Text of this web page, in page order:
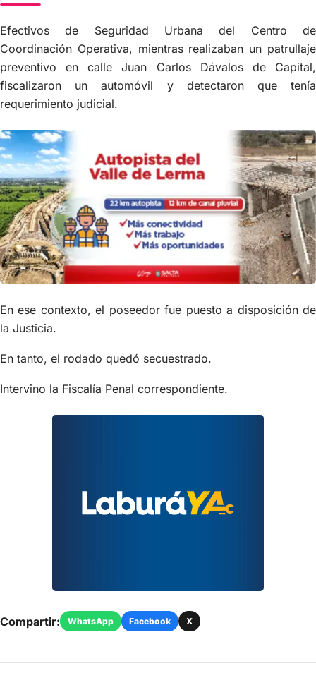
Efectivos de Seguridad Urbana del Centro de
Coordinación Operativa, mientras realizaban un patrullaje
preventivo en calle Juan Carlos Dávalos de Capital,
fiscalizaron un automóvil y detectaron que tenía
requerimiento judicial.
En ese contexto, el poseedor fue puesto a disposición de
la Justicia.
En tanto, el rodado quedó secuestrado.
Intervino la Fiscalía Penal correspondiente.
Compartir: WhatsApp Facebook X